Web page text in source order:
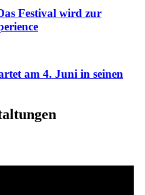
Festival wird zur
am 4. Juni in seinen